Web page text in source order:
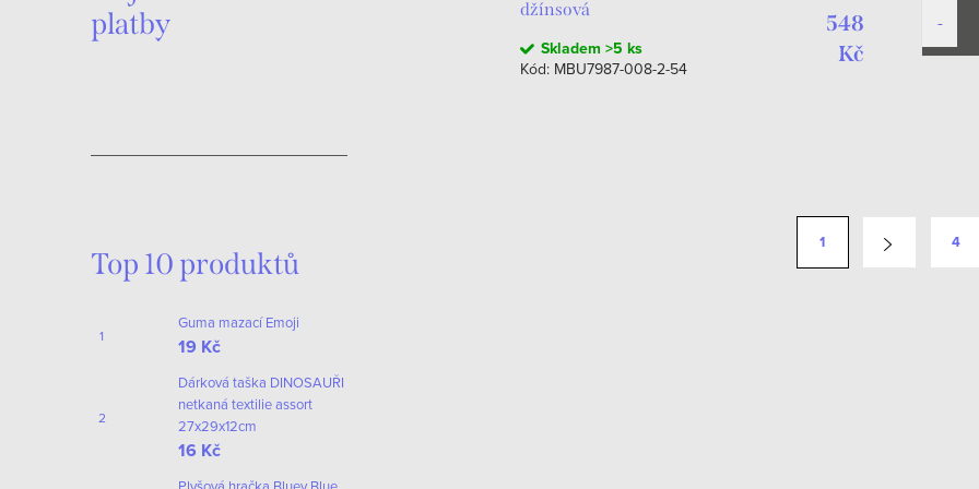
platby
Top 10 produktů
Guma mazací Emoji
19 Kč
Dárková taška DINOSAUŘI
netkaná textilie assort
27x29x12cm
16 Kč
džínsová
Skladem >5 ks
Kód: MBU7987-008-2-54
548
Kč
1 4